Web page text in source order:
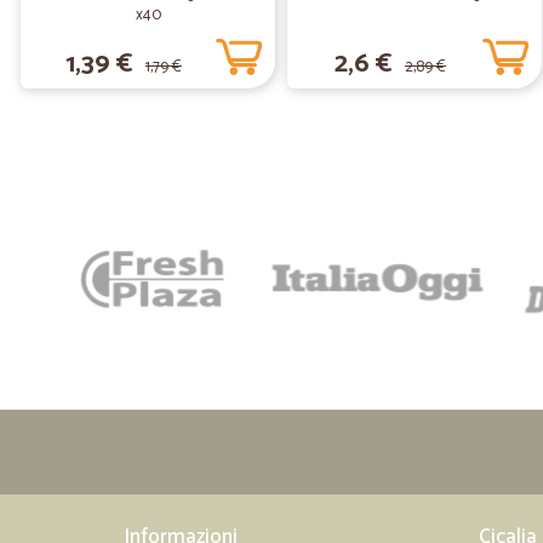
x40
1,39 € 1,79 € 2,6 € 2,89 €